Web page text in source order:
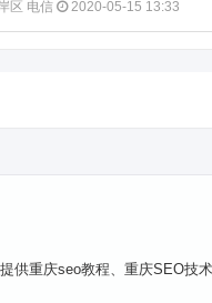
区 电信 2020-05-15 13:33
供重庆seo教程、重庆SEO技